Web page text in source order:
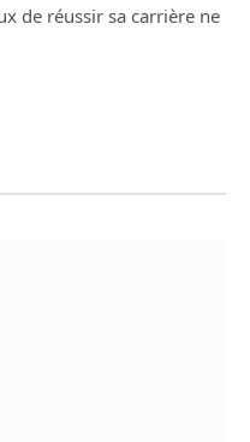
de réussir sa carrière ne